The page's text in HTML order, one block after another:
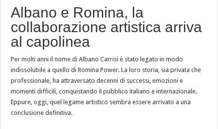
Albano e Romina, la
collaborazione artistica arriva
al capolinea
Per molti anni il nome di Albano Carrisi è stato legato in modo
indissolubile a quello di Romina Power. La loro storia, sia privata che
professionale, ha attraversato decenni di successi, emozioni e
momenti difficili, conquistando il pubblico italiano e internazionale.
Eppure, oggi, quel legame artistico sembra essere arrivato a una
conclusione definitiva.